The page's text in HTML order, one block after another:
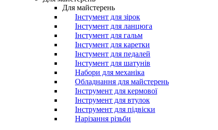
Для майстерень
Інстумент для зірок
Інстумент для ланцюга
Інстумент для гальм
Інстумент для каретки
Інстумент для педалей
Інстумент для шатунів
Набори для механіка
Обладнання для майстерень
Інструмент для кермової
Інструмент для втулок
Інструмент для підвіски
Нарізання різьби